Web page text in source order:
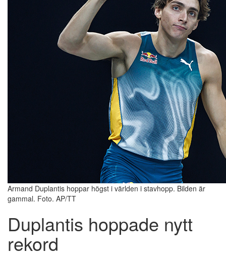
Armand Duplantis hoppar högst i världen i stavhopp. Bilden är
gammal. Foto. AP/TT
Duplantis hoppade nytt
rekord